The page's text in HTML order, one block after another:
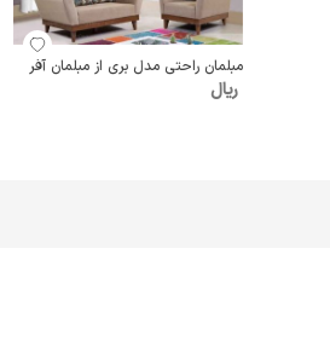
مبلمان راحتی مدل بری از مبلمان آفر
ریال